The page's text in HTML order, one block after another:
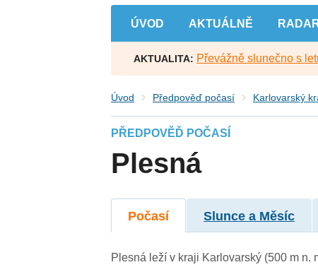
ÚVOD AKTUÁLNĚ
AKTUALITA: Převážně slunečno s
Úvod Předpověď počasí Karlovarský
PŘEDPOVĚĎ POČASÍ
Plesná
Počasí Slunce a Měsíc
Plesná leží v kraji Karlovarský (500 m